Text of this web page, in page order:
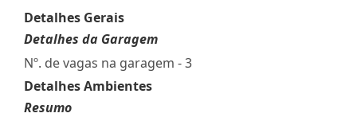
Detalhes Gerais
Detalhes da Garagem
Nº. de vagas na garagem - 3
Detalhes Ambientes
Resumo